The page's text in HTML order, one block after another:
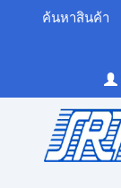
ค้นหาสินค้า